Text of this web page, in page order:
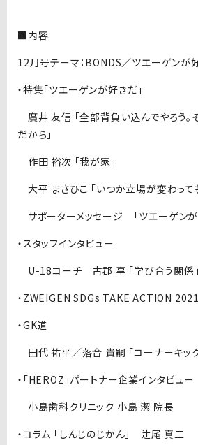
■内容
12月号テーマ：BONDS／ツエーゲンが
・特集「ツエーゲンが好きだ」
廣井 友信 「全部背負い込んでやろう。
だから」
作田 裕次 「我が家」
大平 まさひこ 「いつか立場が変わって
サポーターメッセージ 「ツエーゲンが
・スタッフインタビュー
U-18コーチ 古郡 享 「学び合う関係」
・ZWEIGEN SDGs TAKE ACTION 2021
・GK道
田代 祐平／落合 貴嗣 「コーナーキッ
・「HEROZ」パートナー企業インタビュー
小島歯科クリニック 小島 潔 院長
・コラム 「しんじのじかん」 辻尾 真二